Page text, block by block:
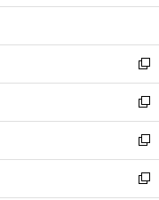
開
ウ
開
く
ン
ウ
で
開
く
ウ
ン
ド
ウ
で
開
く
し
ウ
ィ
ン
ド
ウ
で
開
く
新
し
い
ウ
ィ
ン
ド
新
し
い
ウ
ィ
新
し
い
新